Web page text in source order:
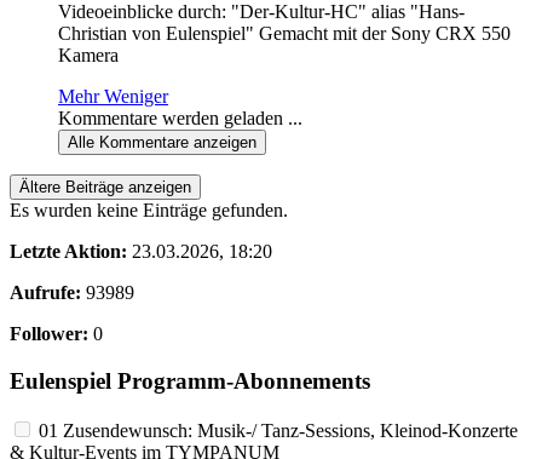
Videoeinblicke durch: "Der-Kultur-HC" alias "Hans-
Christian von Eulenspiel" Gemacht mit der Sony CRX 550
Kamera
MehrWeniger
Kommentare werden geladen ...
Alle Kommentare anzeigen
Ältere Beiträge anzeigen
Es wurden keine Einträge gefunden.
Letzte Aktion: 23.03.2026, 18:20
Aufrufe: 93989
Follower: 0
Eulenspiel Programm-Abonnements
01 Zusendewunsch: Musik-/ Tanz-Sessions, Kleinod-Konzerte
& Kultur-Events im TYMPANUM